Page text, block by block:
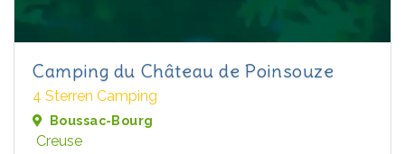
Camping du Château de Poinsouze
4 Sterren Camping
Boussac-Bourg
Creuse